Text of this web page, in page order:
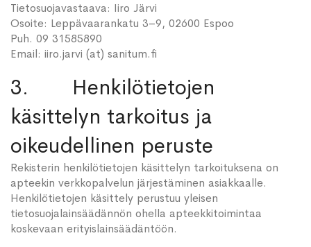
Tietosuojavastaava: Iiro Järvi
Osoite: Leppävaarankatu 3–9, 02600 Espoo
Puh. 09 31585890
Email: iiro.jarvi (at) sanitum.fi
3. Henkilötietojen
käsittelyn tarkoitus ja
oikeudellinen peruste
Rekisterin henkilötietojen käsittelyn tarkoituksena on
apteekin verkkopalvelun järjestäminen asiakkaalle.
Henkilötietojen käsittely perustuu yleisen
tietosuojalainsäädännön ohella apteekkitoimintaa
koskevaan erityislainsäädäntöön.